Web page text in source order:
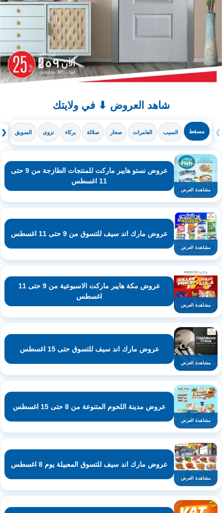
شاهد العروض ⬇ في ولايتك
❮ مسقط السيب العامرات صحار صلالة بركاء نزوى السويق ❯
مشاهدة العرض
عروض نستو هايبر ماركت للمنتجات الطازجة من 9 حتى
11 اغسطس
مشاهدة العرض
عروض مارك اند سيف للتسوق من 9 حتى 11 اغسطس
مشاهدة العرض
عروض مكة هايبر ماركت الاسبوعية من 9 حتى 11
اغسطس
مشاهدة العرض
عروض مارك اند سيف للتسوق حتى 15 اغسطس
مشاهدة العرض
عروض مدينة اللحوم المتنوعة من 8 حتى 15 اغسطس
مشاهدة العرض
عروض مارك اند سيف للتسوق المعبيلة يوم 8 اغسطس